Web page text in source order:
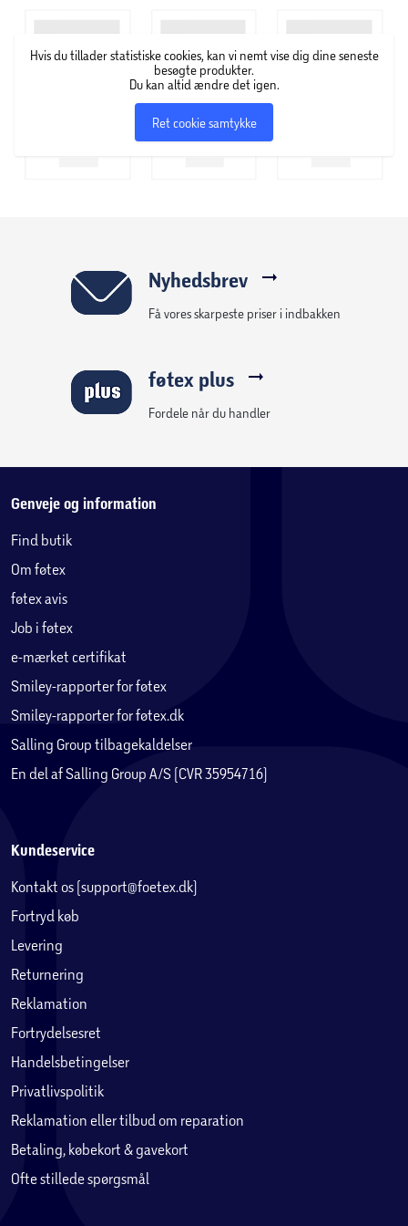
Hvis du tillader statistiske cookies, kan vi nemt vise dig dine seneste
besøgte produkter.
Du kan altid ændre det igen.
Ret cookie samtykke
Nyhedsbrev
Få vores skarpeste priser i indbakken
føtex plus
Fordele når du handler
Genveje og information
Find butik
Om føtex
føtex avis
Job i føtex
e-mærket certifikat
Smiley-rapporter for føtex
Smiley-rapporter for føtex.dk
Salling Group tilbagekaldelser
En del af Salling Group A/S (CVR 35954716)
Kundeservice
Kontakt os (support@foetex.dk)
Fortryd køb
Levering
Returnering
Reklamation
Fortrydelsesret
Handelsbetingelser
Privatlivspolitik
Reklamation eller tilbud om reparation
Betaling, købekort & gavekort
Ofte stillede spørgsmål